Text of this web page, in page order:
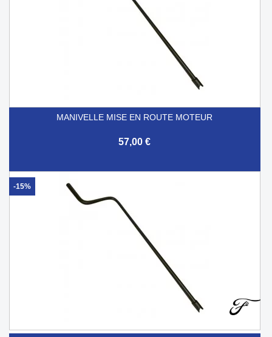
MANIVELLE MISE EN ROUTE MOTEUR
57,00 €
-15%